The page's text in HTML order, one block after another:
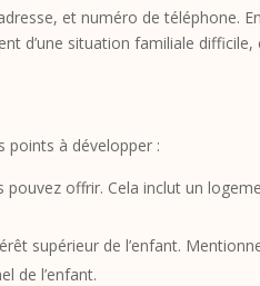
et numéro de téléphone.
d’une situation familiale
points à développer :
offrir. Cela inclut un
supérieur de l’enfant.
de l’enfant.